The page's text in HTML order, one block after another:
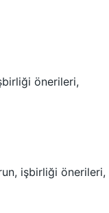
önerileri,
işbirliği önerileri,